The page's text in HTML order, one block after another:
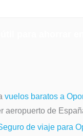
vuelos baratos a
aeropuerto de
de viaje para